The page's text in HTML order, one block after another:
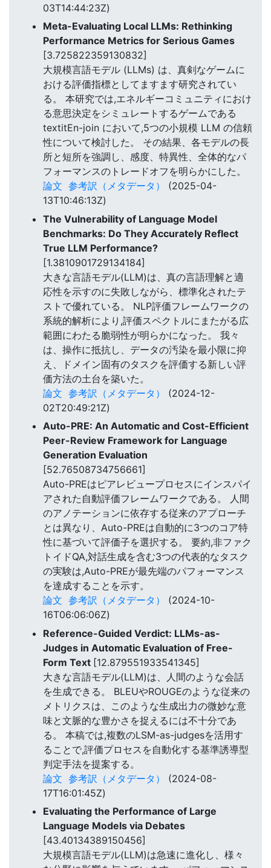
03T14:44:23Z)
Meta-Evaluating Local LLMs: Rethinking
Performance Metrics for Serious Games
[3.725822359130832]
大規模言語モデル (LLMs) は、真剣なゲームに
おける評価指標としてますます研究されてい
る。 本研究では,エネルギーコミュニティにおけ
る意思決定をシミュレートするゲームである
textitEn-join において,5つの小規模 LLM の信頼
性について検討した。 その結果、各モデルの長
所と短所を強調し、感度、特異性、全体的なパ
フォーマンスのトレードオフを明らかにした。
論文 参考訳（メタデータ）
(2025-04-
13T10:46:13Z)
The Vulnerability of Language Model
Benchmarks: Do They Accurately Reflect
True LLM Performance?
[1.3810901729134184]
大きな言語モデル(LLM)は、真の言語理解と適
応性を示すのに失敗しながら、標準化されたテ
ストで優れている。 NLP評価フレームワークの
系統的解析により,評価スペクトルにまたがる広
範囲にわたる脆弱性が明らかになった。 我々
は、操作に抵抗し、データの汚染を最小限に抑
え、ドメイン固有のタスクを評価する新しい評
価方法の土台を築いた。
論文 参考訳（メタデータ）
(2024-12-
02T20:49:21Z)
Auto-PRE: An Automatic and Cost-Efficient
Peer-Review Framework for Language
Generation Evaluation
[52.76508734756661]
Auto-PREはピアレビュープロセスにインスパイ
アされた自動評価フレームワークである。 人間
のアノテーションに依存する従来のアプローチ
とは異なり、Auto-PREは自動的に3つのコア特
性に基づいて評価子を選択する。 要約,非ファク
トイドQA,対話生成を含む3つの代表的なタスク
の実験は,Auto-PREが最先端のパフォーマンス
を達成することを示す。
論文 参考訳（メタデータ）
(2024-10-
16T06:06:06Z)
Reference-Guided Verdict: LLMs-as-
Judges in Automatic Evaluation of Free-
Form Text [12.879551933541345]
大きな言語モデル(LLM)は、人間のような会話
を生成できる。 BLEUやROUGEのような従来の
メトリクスは、このような生成出力の微妙な意
味と文脈的な豊かさを捉えるには不十分であ
る。 本稿では,複数のLSM-as-judgesを活用す
ることで,評価プロセスを自動化する基準誘導型
判定手法を提案する。
論文 参考訳（メタデータ）
(2024-08-
17T16:01:45Z)
Evaluating the Performance of Large
Language Models via Debates
[43.40134389150456]
大規模言語モデル(LLM)は急速に進化し、様々